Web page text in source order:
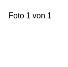
Foto 1 von 1